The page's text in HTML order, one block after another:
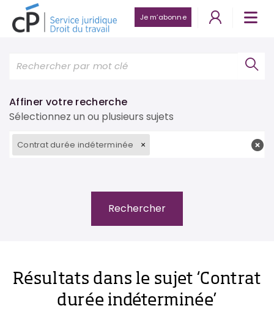
Je m’abonne
Affiner votre recherche
Sélectionnez un ou plusieurs sujets
Contrat durée indéterminée
Résultats dans le sujet ‘Contrat
durée indéterminée’